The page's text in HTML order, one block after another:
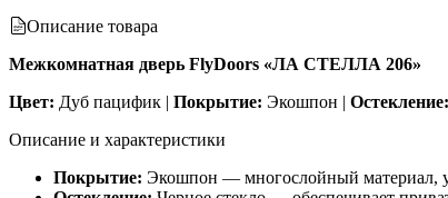
Описание товара
Межкомнатная дверь FlyDoors «ЛА СТЕЛЛА 206»
Цвет: Дуб пацифик | Покрытие: Экошпон | Остекление:
Описание и характеристики
Покрытие: Экошпон — многослойный материал,